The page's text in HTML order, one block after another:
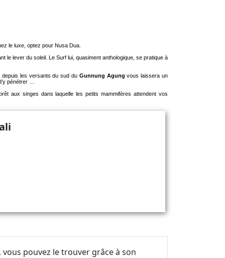
le luxe, optez pour Nusa Dua.
le lever du soleil. Le Surf lui, quasiment anthologique, se pratique à
les versants du sud du Gunnung Agung vous laissera un
pénétrer …
aux singes dans laquelle les petits mammifères attendent vos
vous pouvez le trouver grâce à son